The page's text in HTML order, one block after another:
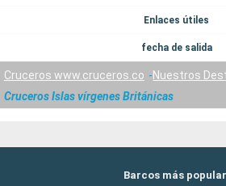
Enlaces útiles
fecha de salida
Cruceros www.cruceros.co
Nuestros
Cruceros Islas vírgenes Británicas
Barcos más